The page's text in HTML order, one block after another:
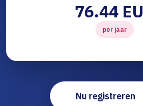
76.44
per jaar
Nu registreren